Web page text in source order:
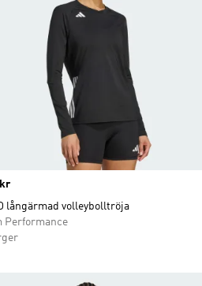
långärmad volleybolltröja
Performance